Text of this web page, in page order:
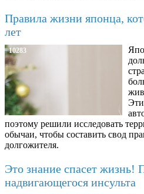
Правила жизни японца,
лет
10283
поэтому решили исследовать
обычаи, чтобы составить свод
долгожителя.
Это знание спасет жизнь!
надвигающегося инсульта